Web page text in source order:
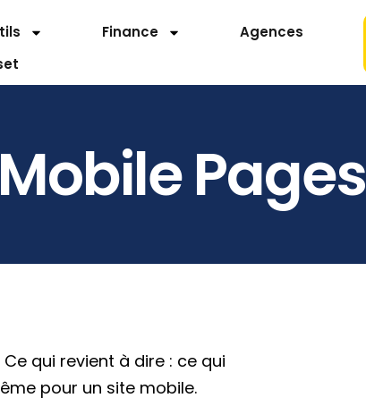
Finance
Agences
Pages
qui revient à dire : ce qui
pour un site mobile.